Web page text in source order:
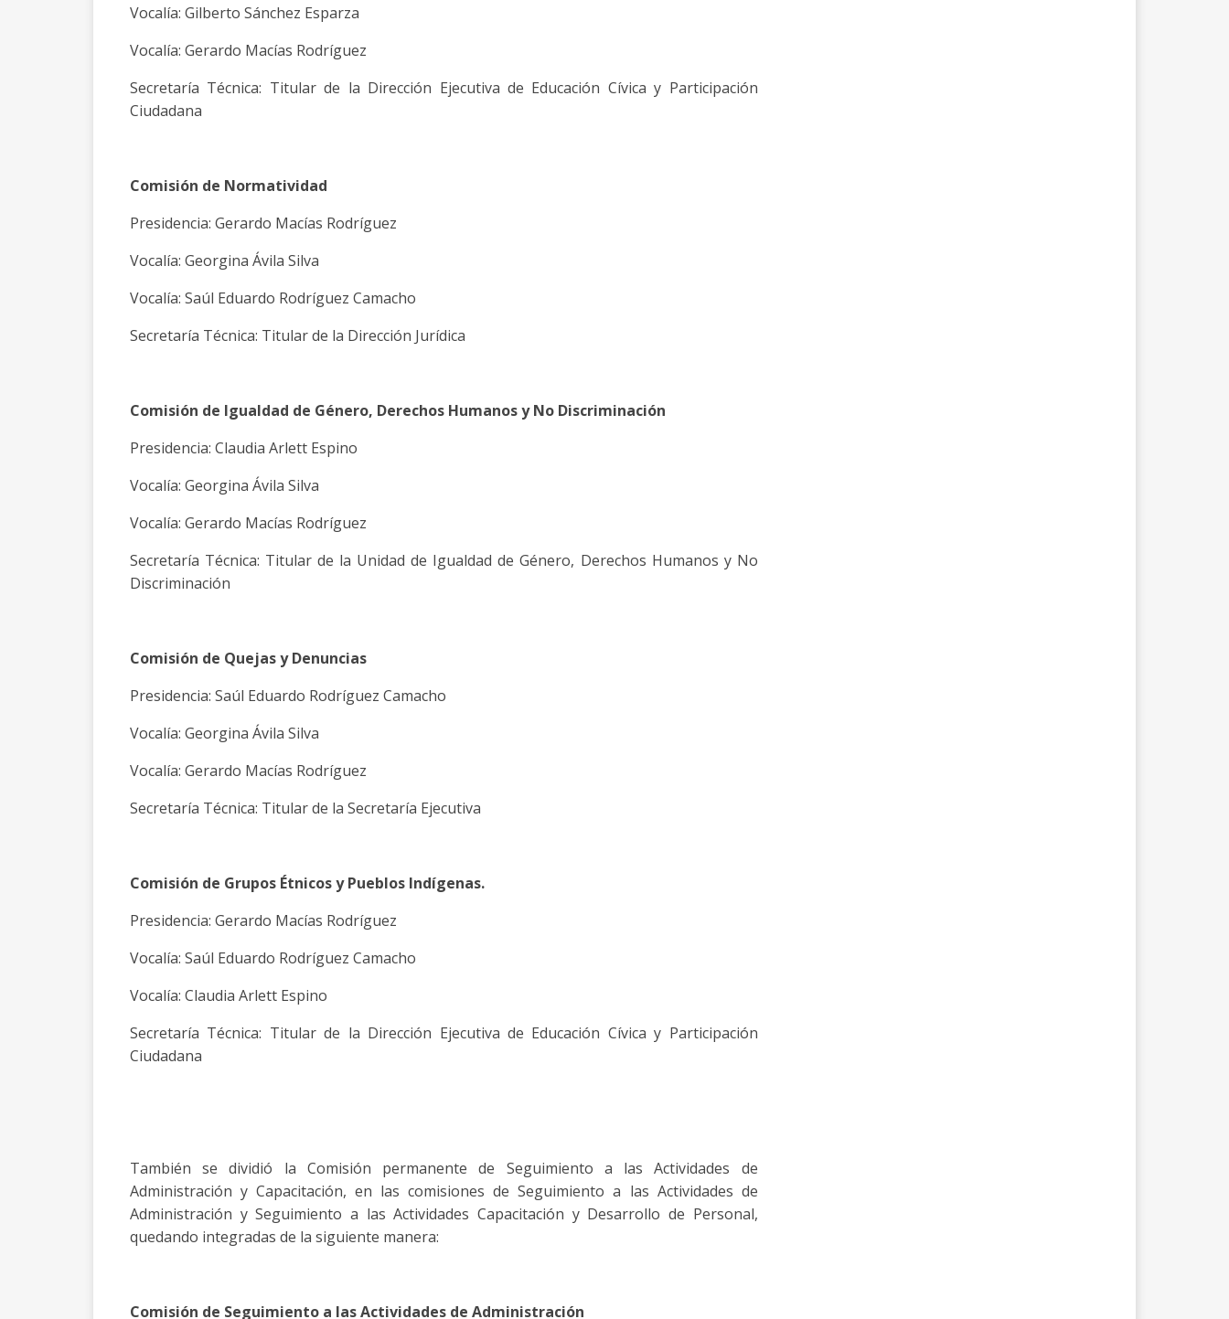
Vocalía: Gilberto Sánchez Esparza
Vocalía: Gerardo Macías Rodríguez
Secretaría Técnica: Titular de la Dirección Ejecutiva de Educación Cívica y Participación
Ciudadana
Comisión de Normatividad
Presidencia: Gerardo Macías Rodríguez
Vocalía: Georgina Ávila Silva
Vocalía: Saúl Eduardo Rodríguez Camacho
Secretaría Técnica: Titular de la Dirección Jurídica
Comisión de Igualdad de Género, Derechos Humanos y No Discriminación
Presidencia: Claudia Arlett Espino
Vocalía: Georgina Ávila Silva
Vocalía: Gerardo Macías Rodríguez
Secretaría Técnica: Titular de la Unidad de Igualdad de Género, Derechos Humanos y No
Discriminación
Comisión de Quejas y Denuncias
Presidencia: Saúl Eduardo Rodríguez Camacho
Vocalía: Georgina Ávila Silva
Vocalía: Gerardo Macías Rodríguez
Secretaría Técnica: Titular de la Secretaría Ejecutiva
Comisión de Grupos Étnicos y Pueblos Indígenas.
Presidencia: Gerardo Macías Rodríguez
Vocalía: Saúl Eduardo Rodríguez Camacho
Vocalía: Claudia Arlett Espino
Secretaría Técnica: Titular de la Dirección Ejecutiva de Educación Cívica y Participación
Ciudadana
También se dividió la Comisión permanente de Seguimiento a las Actividades de
Administración y Capacitación, en las comisiones de Seguimiento a las Actividades de
Administración y Seguimiento a las Actividades Capacitación y Desarrollo de Personal,
quedando integradas de la siguiente manera:
Comisión de Seguimiento a las Actividades de Administración